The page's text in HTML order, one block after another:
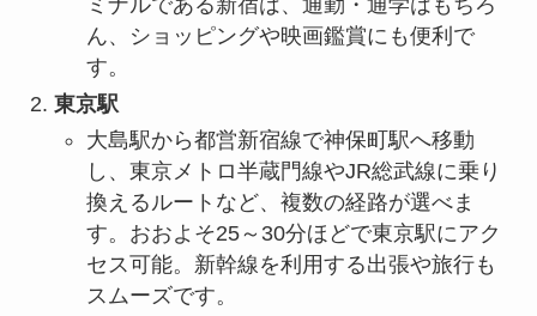
ミナルである新宿は、通勤・通学はもちろ
ん、ショッピングや映画鑑賞にも便利で
す。
東京駅
大島駅から都営新宿線で神保町駅へ移動
し、東京メトロ半蔵門線やJR総武線に乗り
換えるルートなど、複数の経路が選べま
す。おおよそ25～30分ほどで東京駅にアク
セス可能。新幹線を利用する出張や旅行も
スムーズです。